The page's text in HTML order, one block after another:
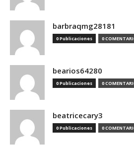
barbraqmg28181
0 Publicaciones 0
bearios64280
0 Publicaciones 0
beatricecary3
0 Publicaciones 0